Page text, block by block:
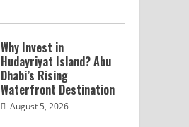
Why Invest in
Hudayriyat Island? Abu
Dhabi’s Rising
Waterfront Destination
August 5, 2026